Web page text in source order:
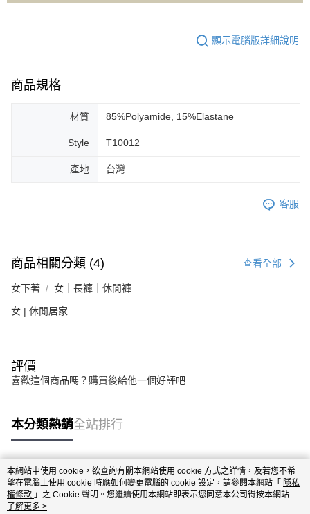
顯示電腦版詳細說明
商品規格
材質 85%Polyamide, 15%Elastane
Style T10012
產地 台灣
客服
商品相關分類 (4) 查看全部
女下著 女｜長褲｜休閒褲
女 | 休閒居家
評價
喜歡這個商品嗎？購買後給他一個好評吧
本分類熱銷全站排行
熱門標籤
本網站中使用 cookie，欲查詢有關本網站使用 cookie 方式之詳情，及若您不希
望在電腦上使用 cookie 時應如何變更電腦的 cookie 設定，請參閱本網站「 隱私
權條款 」之 Cookie 聲明。您繼續使用本網站即表示您同意本公司得按本網站使
用條款之 Cookie 聲明使用 cookie。
了解更多 >